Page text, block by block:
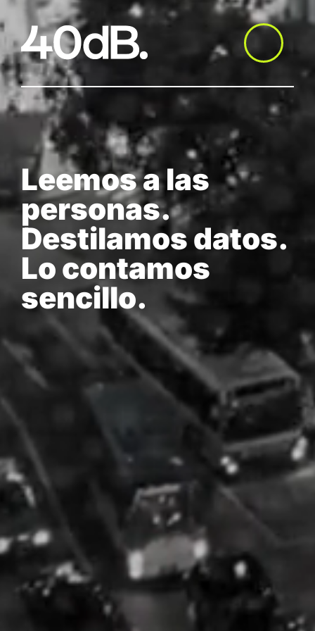
Saltar
al
contenido
Leemos a las
personas.
Destilamos datos.
Lo contamos
sencillo.